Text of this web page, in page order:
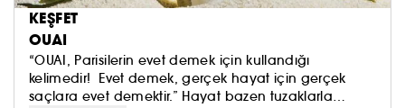
KEŞFET
OUAI
“OUAI, Parisilerin evet demek için kullandığı
kelimedir! Evet demek, gerçek hayat için gerçek
saçlara evet demektir.” Hayat bazen tuzaklarla